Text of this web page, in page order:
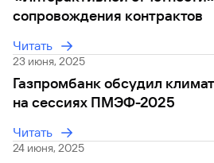
Федеральный
закон №115-
ФЗ
Как не
попасться
мошенникам?
Помощь по
Брокер-
клиент
Дистанционные
сервисы
клиентом
Газпромбанка
обслуживания
юридических
лиц
Документы
для
открытия
сопровождения контрактов
Читать
23 июня, 2025
Газпромбанк обсудил
на сессиях ПМЭФ-2025
Читать
24 июня, 2025